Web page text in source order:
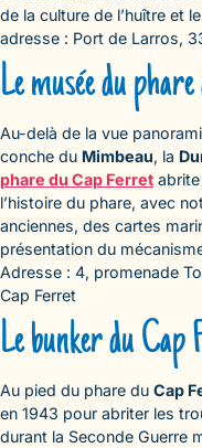
de la culture de l’huître et
adresse : Port de Larros,
Le musée du
Au-delà de la vue
conche du Mimbeau, la
phare du Cap Ferret
l’histoire du phare, avec
anciennes, des cartes
présentation du
Adresse : 4, promenade
Cap Ferret
Le bunker du Cap
Au pied du phare du Cap
en 1943 pour abriter les
durant la Seconde Guerre